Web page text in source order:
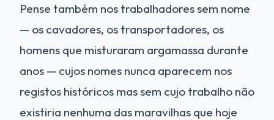
Pense também nos trabalhadores sem nome
— os cavadores, os transportadores, os
homens que misturaram argamassa durante
anos — cujos nomes nunca aparecem nos
registos históricos mas sem cujo trabalho não
existiria nenhuma das maravilhas que hoje